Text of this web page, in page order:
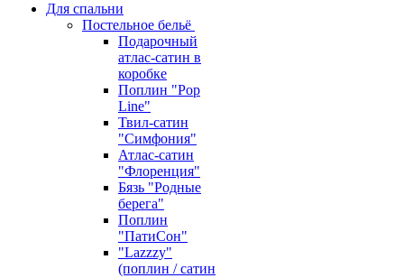
Для спальни
Постельное бельё
Подарочный
атлас-сатин в
коробке
Поплин "Pop
Line"
Твил-сатин
"Симфония"
Атлас-сатин
"Флоренция"
Бязь "Родные
берега"
Поплин
"ПатиСон"
"Lazzzy"
(поплин / сатин